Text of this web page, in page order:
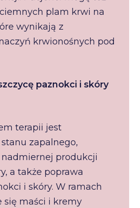
plam krwi na
wynikają z
krwionośnych pod
paznokci i skóry
terapii jest
zapalnego,
produkcji
a także poprawa
i skóry. W ramach
się maści i kremy